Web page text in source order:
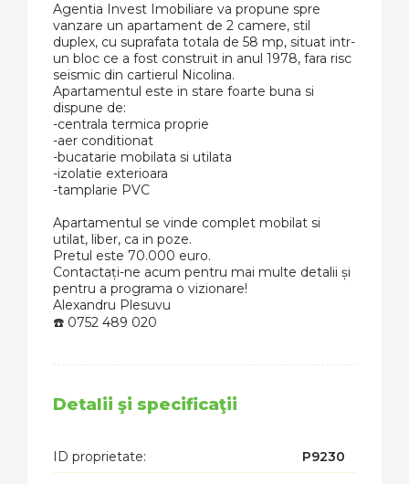
Agentia Invest Imobiliare va propune spre
vanzare un apartament de 2 camere, stil
duplex, cu suprafata totala de 58 mp, situat intr-
un bloc ce a fost construit in anul 1978, fara risc
seismic din cartierul Nicolina.
Apartamentul este in stare foarte buna si
dispune de:
-centrala termica proprie
-aer conditionat
-bucatarie mobilata si utilata
-izolatie exterioara
-tamplarie PVC
Apartamentul se vinde complet mobilat si
utilat, liber, ca in poze.
Pretul este 70.000 euro.
Contactați-ne acum pentru mai multe detalii și
pentru a programa o vizionare!
Alexandru Plesuvu
☎️ 0752 489 020
Detalii şi specificaţii
ID proprietate: P9230